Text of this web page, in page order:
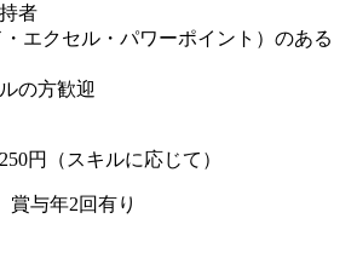
者
・エクセル・パワーポイント）のある
の方歓迎
円（スキルに応じて）
賞与年2回有り